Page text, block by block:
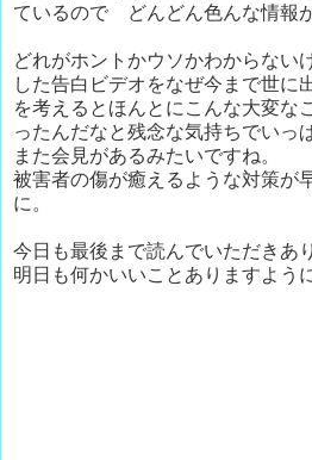
ているので どんどん色んな情報
どれがホントかウソかわからな
した告白ビデオをなぜ今まで世に
を考えるとほんとにこんな大変な
ったんだなと残念な気持ちでいっ
また会見があるみたいですね。
被害者の傷が癒えるような対策が
に。
今日も最後まで読んでいただきあ
明日も何かいいことありますよう